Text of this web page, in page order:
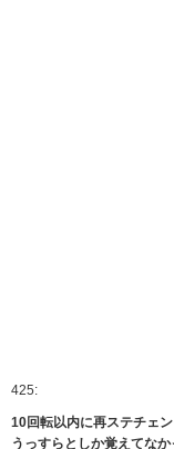
425:
10回転以内に再ステチェ
うっすらとしか覚えてな